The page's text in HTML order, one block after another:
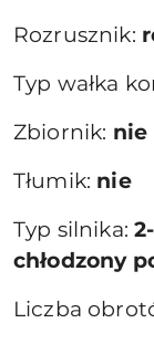
Rozrusznik:
Typ wałka
Zbiornik: nie
Tłumik: nie
Typ silnika:
chłodzony
Liczba